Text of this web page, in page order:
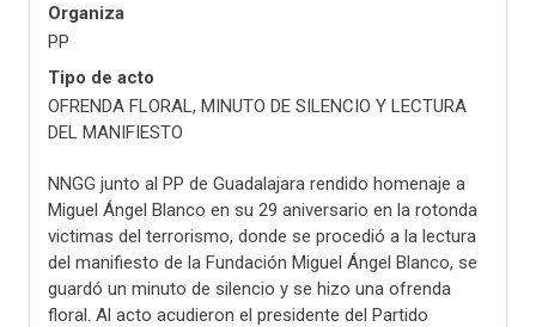
Organiza
PP
Tipo de acto
OFRENDA FLORAL, MINUTO DE SILENCIO Y LECTURA
DEL MANIFIESTO
NNGG junto al PP de Guadalajara rendido homenaje a
Miguel Ángel Blanco en su 29 aniversario en la rotonda
victimas del terrorismo, donde se procedió a la lectura
del manifiesto de la Fundación Miguel Ángel Blanco, se
guardó un minuto de silencio y se hizo una ofrenda
floral. Al acto acudieron el presidente del Partido